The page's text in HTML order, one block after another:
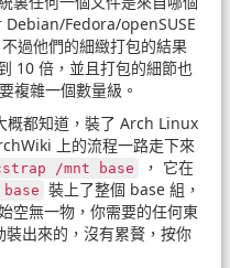
Debian/Fedora/openSUSE
過他們的細緻打包的結果
10 倍，並且打包的細節也
複雜一個數量級。
概都知道，裝了 Arch Linux
上的流程一路走下來
/​mnt base ， 它在
裝上了整個 base 組，
空無一物，你需要的任何東
裝出來的，沒有累贅，按你